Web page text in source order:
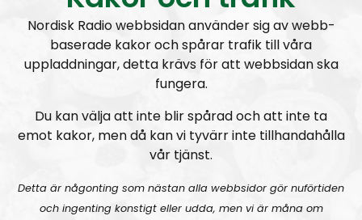
Holmvall, även känd somAndreas Johanssoni
Nordic FrontierochHey Buddypå sociala medier.
Producent är Nordisk Radios Max Rosenfors.
Radio Nordfront gillar åsikt- och yttrandefrihet.
Därför bjuder vi titt som tätt in gäster av alla det slag,
alltifrån sympatiskt inställda personer till
Nordisk Radio webbsidan använder sig av webb-
baserade kakor och spårar trafik till våra
uppladdningar, detta krävs för att webbsidan ska
fungera.
Du kan välja att inte blir spårad och att inte ta
emot kakor, men då kan vi tyvärr inte tillhandahålla
vår tjänst.
Detta är någonting som nästan alla webbsidor gör nuförtiden
och ingenting konstigt eller udda, men vi är måna om